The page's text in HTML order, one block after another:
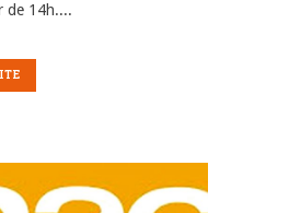
de 14h....